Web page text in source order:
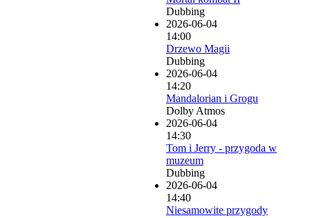
Dubbing
2026-06-04
14:00
Drzewo Magii
Dubbing
2026-06-04
14:20
Mandalorian i Grogu
Dolby Atmos
2026-06-04
14:30
Tom i Jerry - przygoda w
muzeum
Dubbing
2026-06-04
14:40
Niesamowite przygody